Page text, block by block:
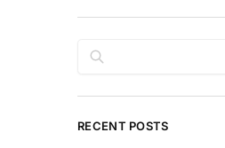
RECENT POSTS